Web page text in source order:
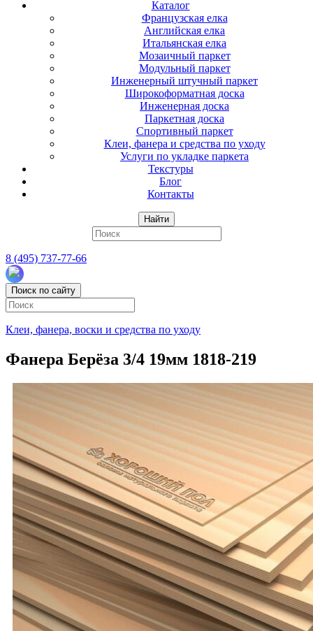
Каталог
Французская елка
Английская елка
Итальянская елка
Мозаичный паркет
Модульный паркет
Инженерный штучный паркет
Широкоформатная доска
Инженерная доска
Паркетная доска
Спортивный паркет
Клеи, фанера и средства по уходу
Услуги по укладке паркета
Текстуры
Блог
Контакты
Найти
8 (495) 737-77-66
Поиск по сайту
Клеи, фанера, воски и средства по уходу
Фанера Берёза 3/4 19мм 1818-219